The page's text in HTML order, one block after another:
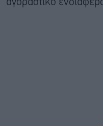
αγοραστικό